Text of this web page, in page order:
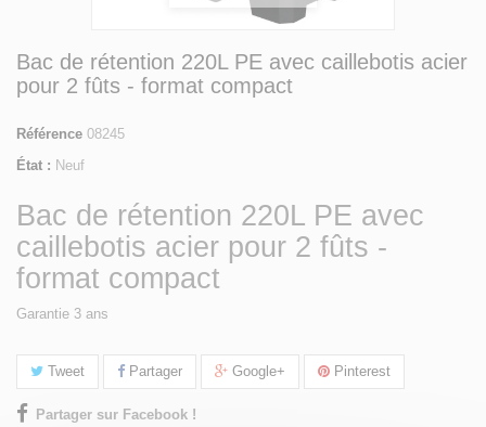
Bac de rétention 220L PE avec caillebotis acier
pour 2 fûts - format compact
Référence 08245
État : Neuf
Bac de rétention 220L PE avec
caillebotis acier pour 2 fûts -
format compact
Garantie 3 ans
Tweet Partager Google+ Pinterest
Partager sur Facebook !